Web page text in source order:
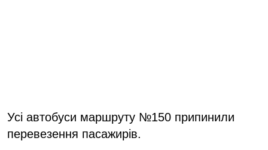
Усі автобуси маршруту №150 припинили
перевезення пасажирів.